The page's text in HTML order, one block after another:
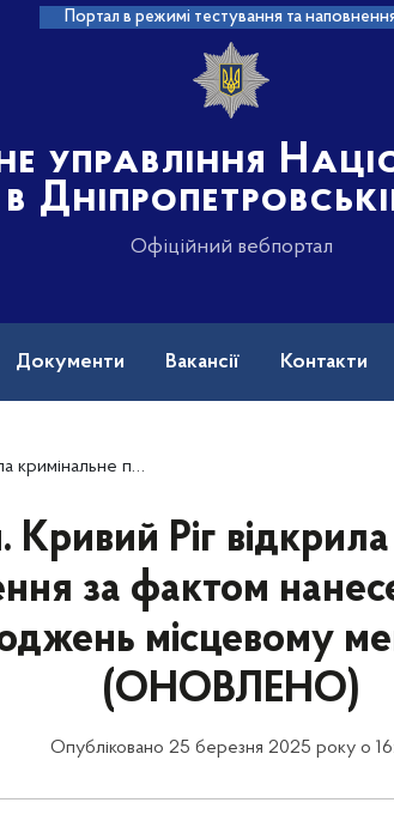
Портал в режимі тестування та
управління
в
Офіційний вебпортал
Документи Вакансії Контакти
ушкоджень місцевому мешканцю (ОНОВЛЕНО)
Кривий Ріг
за фактом
місцевому
(ОНОВЛЕНО)
Опубліковано 25 березня 2025 року о